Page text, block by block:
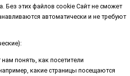
Без этих файлов cookie Сайт не сможет
автоматически и не требуют
понять, как посетители
какие страницы посещаются